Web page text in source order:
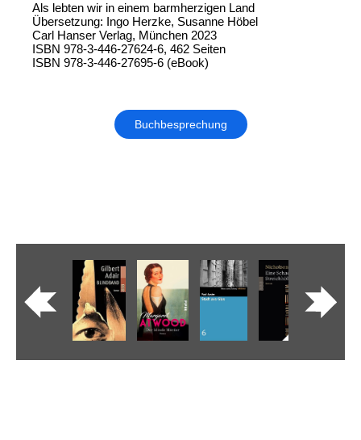
Als lebten wir in einem barmherzigen Land
Übersetzung: Ingo Herzke, Susanne Höbel
Carl Hanser Verlag, München 2023
ISBN 978-3-446-27624-6, 462 Seiten
ISBN 978-3-446-27695-6 (eBook)
Buchbesprechung